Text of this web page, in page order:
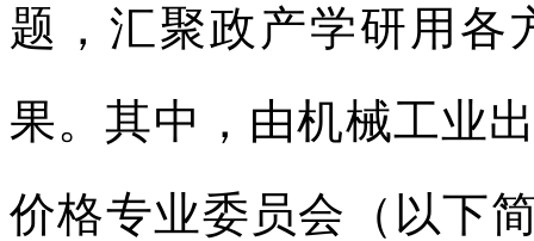
题，汇聚政产学研用各
果。其中，由机械工业
价格专业委员会（以下